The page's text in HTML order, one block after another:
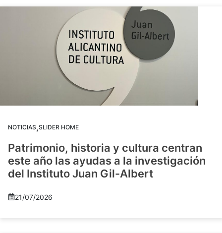
NOTICIAS,SLIDER HOME
Patrimonio, historia y cultura centran
este año las ayudas a la investigación
del Instituto Juan Gil-Albert
21/07/2026